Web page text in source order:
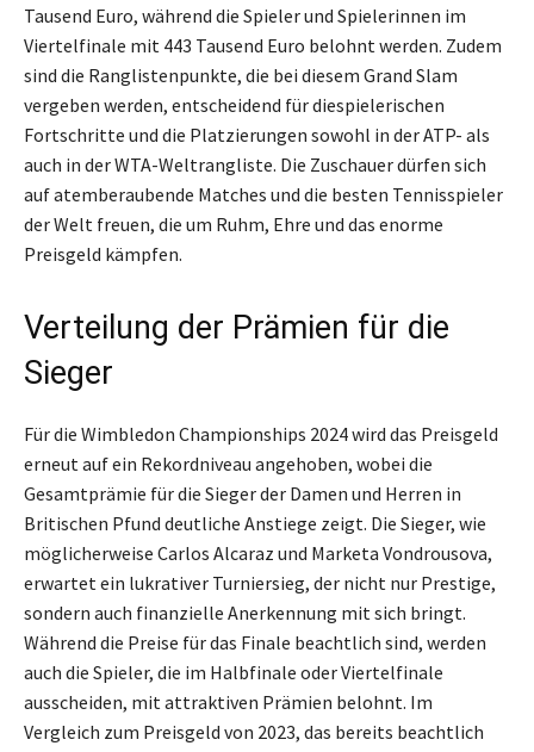
Tausend Euro, während die Spieler und Spielerinnen im
Viertelfinale mit 443 Tausend Euro belohnt werden. Zudem
sind die Ranglistenpunkte, die bei diesem Grand Slam
vergeben werden, entscheidend für diespielerischen
Fortschritte und die Platzierungen sowohl in der ATP- als
auch in der WTA-Weltrangliste. Die Zuschauer dürfen sich
auf atemberaubende Matches und die besten Tennisspieler
der Welt freuen, die um Ruhm, Ehre und das enorme
Preisgeld kämpfen.
Verteilung der Prämien für die
Sieger
Für die Wimbledon Championships 2024 wird das Preisgeld
erneut auf ein Rekordniveau angehoben, wobei die
Gesamtprämie für die Sieger der Damen und Herren in
Britischen Pfund deutliche Anstiege zeigt. Die Sieger, wie
möglicherweise Carlos Alcaraz und Marketa Vondrousova,
erwartet ein lukrativer Turniersieg, der nicht nur Prestige,
sondern auch finanzielle Anerkennung mit sich bringt.
Während die Preise für das Finale beachtlich sind, werden
auch die Spieler, die im Halbfinale oder Viertelfinale
ausscheiden, mit attraktiven Prämien belohnt. Im
Vergleich zum Preisgeld von 2023, das bereits beachtlich